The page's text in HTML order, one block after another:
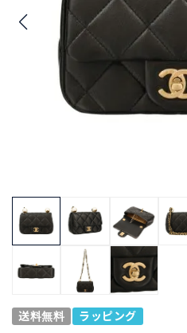
送料無料 ラッピング